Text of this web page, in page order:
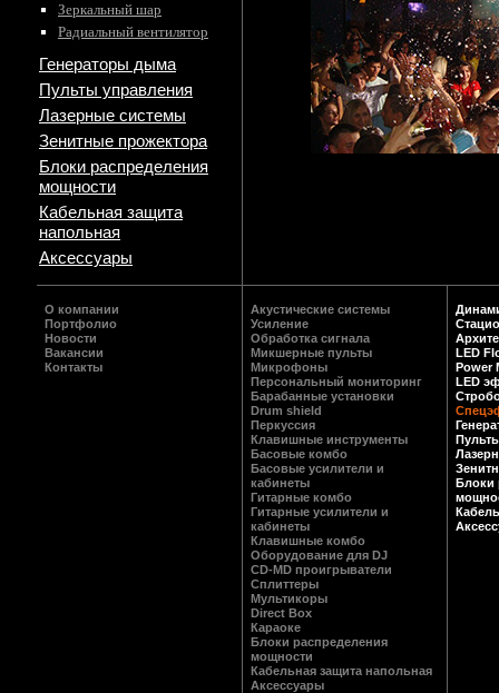
Зеркальный шар
Радиальный вентилятор
Генераторы дыма
Пульты управления
Лазерные системы
Зенитные прожектора
Блоки распределения
мощности
Кабельная защита
напольная
Аксессуары
О компании
Портфолио
Новости
Вакансии
Контакты
Акустические системы
Усиление
Обработка сигнала
Микшерные пульты
Микрофоны
Персональный мониторинг
Барабанные установки
Drum shield
Перкуссия
Клавишные инструменты
Басовые комбо
Басовые усилители и
кабинеты
Гитарные комбо
Гитарные усилители и
кабинеты
Клавишные комбо
Оборудование для DJ
CD-MD проигрыватели
Сплиттеры
Мультикоры
Direct Box
Караоке
Блоки распределения
мощности
Кабельная защита напольная
Аксессуары
LED
Power
LED
Блоки